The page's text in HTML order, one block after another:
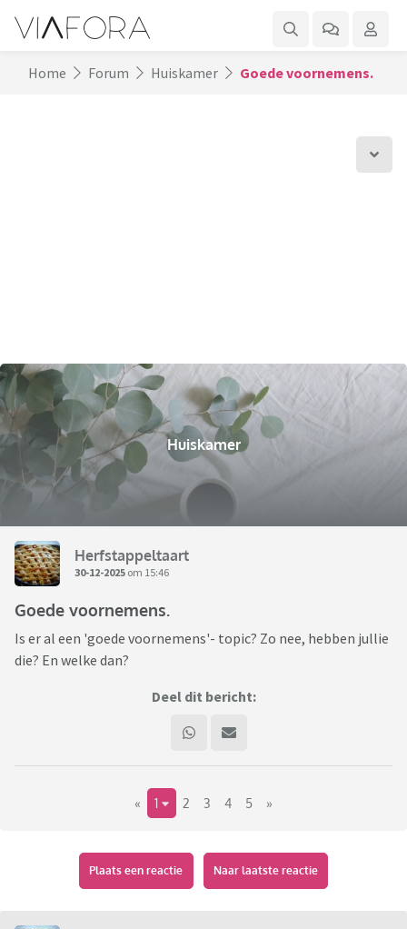
Home Forum Huiskamer Goede voornemens.
Huiskamer
Herfstappeltaart
30-12-2025 om 15:46
Goede voornemens.
Is er al een 'goede voornemens'- topic? Zo nee, hebben jullie
die? En welke dan?
Deel dit bericht:
« 1 2 3 4 5 »
Plaats een reactie Naar laatste reactie